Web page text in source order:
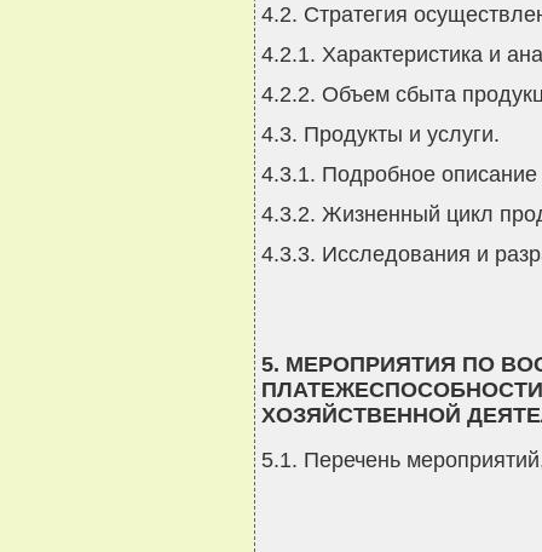
4.2. Стратегия
4.2.1. Характеристика и
4.2.2. Объем сбыта
4.3. Продукты и услуги.
4.3.1. Подробное описание
4.3.2. Жизненный цикл
4.3.3. Исследования и
5. МЕРОПРИЯТИЯ ПО
ХОЗЯЙСТВЕННОЙ
5.1. Перечень